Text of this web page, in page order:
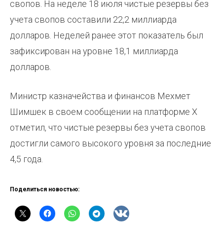
свопов. На неделе 18 июля чистые резервы без
учета свопов составили 22,2 миллиарда
долларов. Неделей ранее этот показатель был
зафиксирован на уровне 18,1 миллиарда
долларов.
Министр казначейства и финансов Мехмет
Шимшек в своем сообщении на платформе X
отметил, что чистые резервы без учета свопов
достигли самого высокого уровня за последние
4,5 года.
Поделиться новостью: